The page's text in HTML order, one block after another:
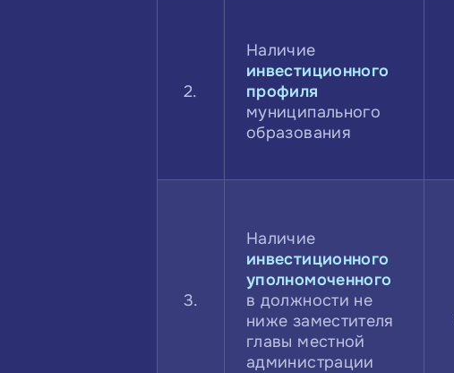
2.
Наличие
инвестиционного
профиля
муниципального
образования
3.
Наличие
инвестиционного
уполномоченного
в должности не
ниже заместителя
главы местной
администрации